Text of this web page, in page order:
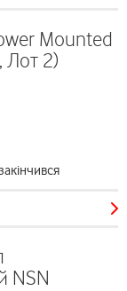
Mounted
Лот 2)
NSN